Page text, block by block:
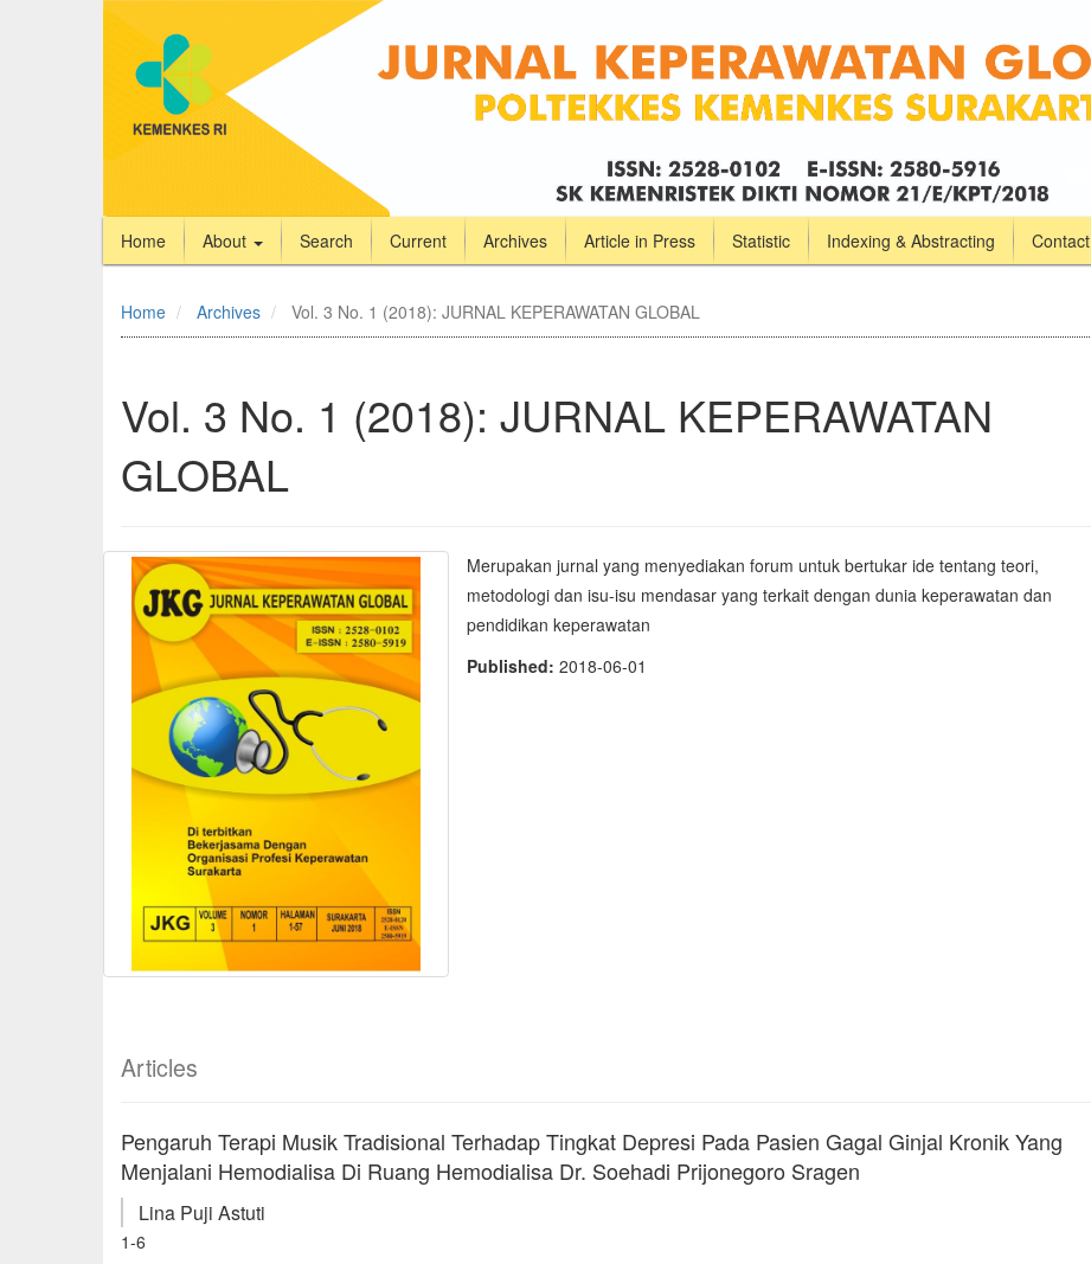
Home About Search Current Archives Article in Press Statistic Indexing & Abstracting
Contact
Navigation
Content
Sidebar
Home Archives Vol. 3 No. 1 (2018): JURNAL KEPERAWATAN GLOBAL
Vol. 3 No. 1 (2018): JURNAL KEPERAWATAN
GLOBAL
Merupakan jurnal yang menyediakan forum untuk bertukar ide tentang teori,
metodologi dan isu-isu mendasar yang terkait dengan dunia keperawatan dan
pendidikan keperawatan
Published:2018-06-01
Articles
Pengaruh Terapi Musik Tradisional Terhadap Tingkat Depresi Pada Pasien Gagal Ginjal Kronik Yang
Menjalani Hemodialisa Di Ruang Hemodialisa Dr. Soehadi Prijonegoro Sragen
Lina Puji Astuti
1-6